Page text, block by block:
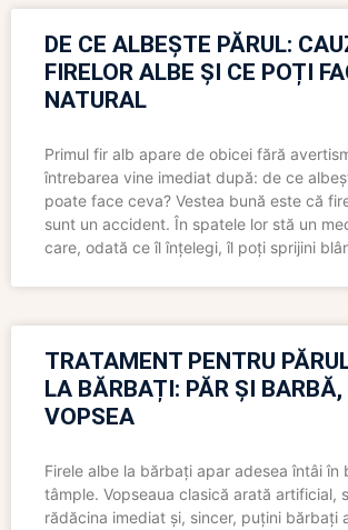
DE CE ALBEȘTE PĂRUL:
FIRELOR ALBE ȘI CE POȚI
NATURAL
Primul fir alb apare de obicei fără
întrebarea vine imediat după: de ce
poate face ceva? Vestea bună este că
sunt un accident. În spatele lor stă un
care, odată ce îl înțelegi, îl poți sprijini
TRATAMENT PENTRU
LA BĂRBAȚI: PĂR ȘI BARBĂ,
VOPSEA
Firele albe la bărbați apar adesea întâi în
tâmple. Vopseaua clasică arată artificial,
rădăcina imediat și, sincer, puțini bărbați